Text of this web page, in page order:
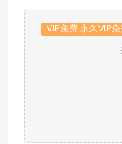
VIP免费 永久VIP免